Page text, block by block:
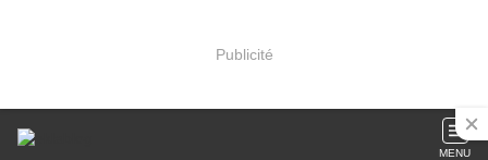
Publicité
MENU